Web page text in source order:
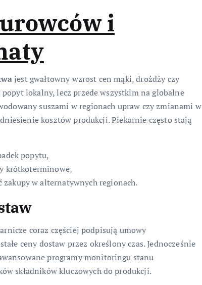
i
jest gwałtowny wzrost cen mąki, drożdży czy
lokalny, lecz przede wszystkim na globalne
suszami w regionach upraw czy zmianami w
kosztów produkcji. Piekarnie często stają
popytu,
krótkoterminowe,
w alternatywnych regionach.
coraz częściej podpisują umowy
ceny dostaw przez określony czas. Jednocześnie
programy monitoringu stanu
składników kluczowych do produkcji.